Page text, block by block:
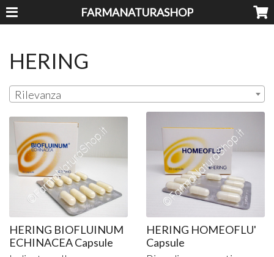
FARMANATURASHOP
HERING
Rilevanza
HERING BIOFLUINUM
ECHINACEA Capsule
HERING HOMEOFLU'
Capsule